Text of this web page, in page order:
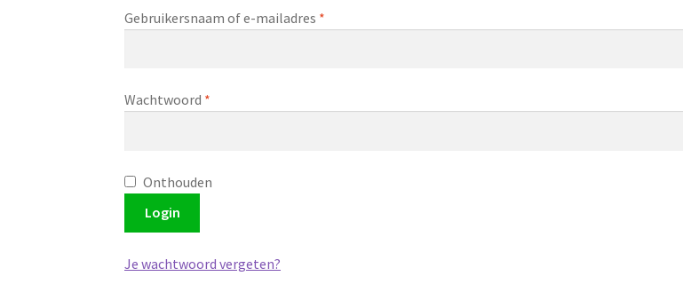
Gebruikersnaam of e-mailadres *
Wachtwoord *
Onthouden
Login
Je wachtwoord vergeten?